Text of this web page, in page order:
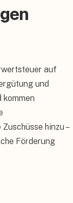
auf
und
hinzu –
Förderung